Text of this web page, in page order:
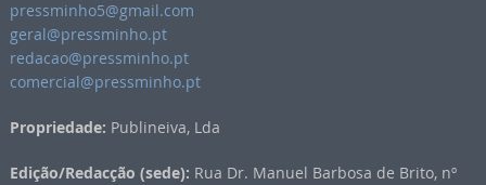
pressminho5@gmail.com
geral@pressminho.pt
redacao@pressminho.pt
comercial@pressminho.pt
Propriedade: Publineiva, Lda
Edição/Redacção (sede): Rua Dr. Manuel Barbosa de Brito, nº